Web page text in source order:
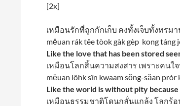
[2x]
เหมือนรักที่ถูกกักเก็บ คงทั้งเจ็บทั้งทรม
mĕuan rák têe tòok gàk gèp kong táng
Like the love that has been stored
เหมือนโลกสิ้นความสงสาร เพราะคนใ
mĕuan lôhk sîn kwaam sŏng-săan prór
Like the world is without pity
เหมือนธรรมชาติโดนกลั่นแกล้ง โลกร้